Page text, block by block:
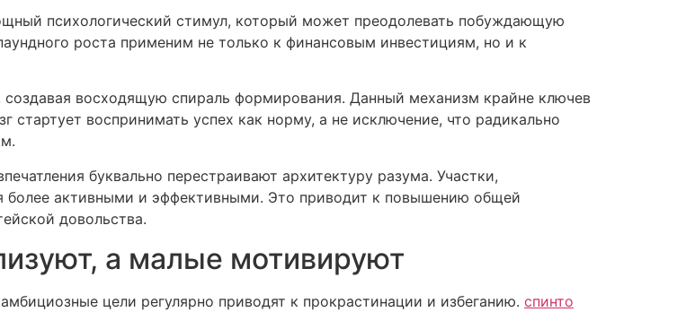
психологический стимул, который может преодолевать побуждающую
роста применим не только к финансовым инвестициям, но и к
восходящую спираль формирования. Данный механизм крайне ключев
воспринимать успех как норму, а не исключение, что радикально
буквально перестраивают архитектуру разума. Участки,
более активными и эффективными. Это приводит к повышению общей
довольства.
а малые мотивируют
цели регулярно приводят к прокрастинации и избеганию. спинто